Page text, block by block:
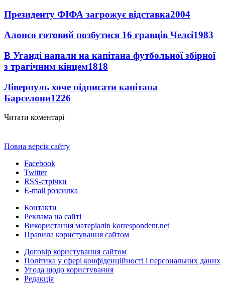
Президенту ФІФА загрожує відставка2004
Алонсо готовий позбутися 16 гравців Челсі1983
В Уганді напали на капітана футбольної збірної
з трагічним кінцем1818
Ліверпуль хоче підписати капітана
Барселони1226
Читати коментарі
Повна версія сайту
Facebook
Twitter
RSS-стрічки
E-mail розсилка
Контакти
Реклама на сайті
Використання матеріалів korrespondent.net
Правила користування сайтом
Договір користування сайтом
Політика у сфері конфіденційності і персональних даних
Угода щодо користування
Редакція